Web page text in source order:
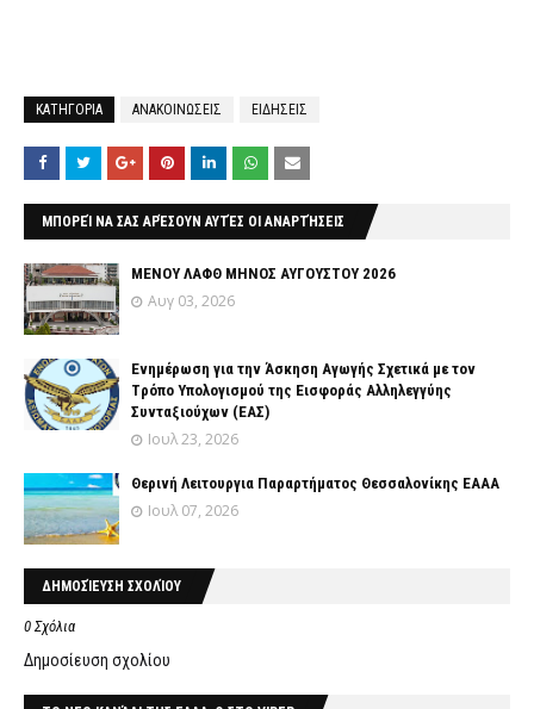
ΚΑΤΗΓΟΡΙΑ ΑΝΑΚΟΙΝΩΣΕΙΣ ΕΙΔΗΣΕΙΣ
ΜΠΟΡΕΊ ΝΑ ΣΑΣ ΑΡΈΣΟΥΝ ΑΥΤΈΣ ΟΙ ΑΝΑΡΤΉΣΕΙΣ
ΜΕΝΟΥ ΛΑΦΘ ΜΗΝΟΣ ΑΥΓΟΥΣΤΟΥ 2026
Αυγ 03, 2026
Ενημέρωση για την Άσκηση Αγωγής Σχετικά με τον
Tρόπο Yπολογισμού της Εισφοράς Αλληλεγγύης
Συνταξιούχων (ΕΑΣ)
Ιουλ 23, 2026
Θερινή Λειτουργια Παραρτήματος Θεσσαλονίκης ΕΑΑΑ
Ιουλ 07, 2026
ΔΗΜΟΣΊΕΥΣΗ ΣΧΟΛΊΟΥ
0 Σχόλια
Δημοσίευση σχολίου